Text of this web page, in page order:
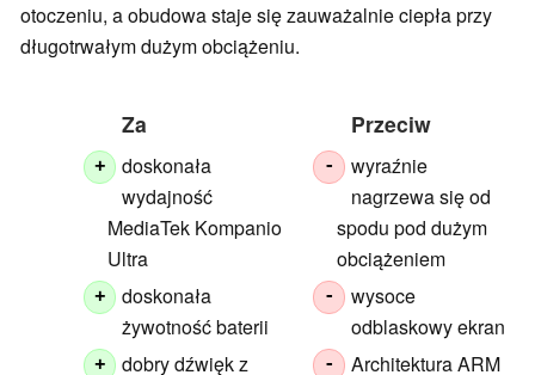
otoczeniu, a obudowa staje się zauważalnie ciepła przy
długotrwałym dużym obciążeniu.
Za
+
doskonała
wydajność
MediaTek Kompanio
Ultra
+
doskonała
żywotność baterii
+
dobry dźwięk z
Przeciw
-
wyraźnie
nagrzewa się od
spodu pod dużym
obciążeniem
-
wysoce
odblaskowy ekran
-
Architektura ARM